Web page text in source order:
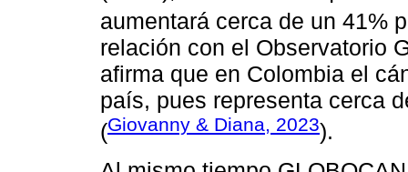
aumentará cerca de un 41%
relación con el Observatorio
afirma que en Colombia el
país, pues representa cerca
(Giovanny & Diana, 2023).